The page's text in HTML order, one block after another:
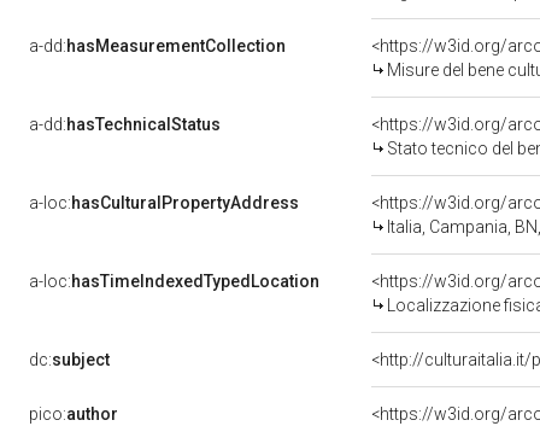
a-dd:hasMeasurementCollection
<https://w3id.org/
Misure del bene
a-dd:hasTechnicalStatus
<https://w3id.org/
Stato tecnico del
a-loc:hasCulturalPropertyAddress
<https://w3id.org/
Italia, Campania,
a-loc:hasTimeIndexedTypedLocation
<https://w3id.org/
Localizzazione
dc:subject <http://culturaitalia.it/
pico:author <https://w3id.org/